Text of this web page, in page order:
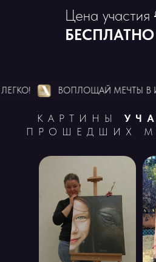
Цена участия
БЕСПЛАТНО
ВОПЛОЩАЙ МЕЧТЫ В
КАРТИНЫ
ПРОШЕДШИХ